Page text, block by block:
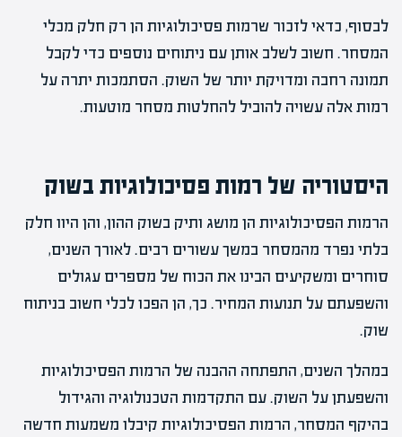
לבסוף, כדאי לזכור שרמות פסיכולוגיות הן רק חלק מכלי
המסחר. חשוב לשלב אותן עם ניתוחים נוספים כדי לקבל
תמונה רחבה ומדויקת יותר של השוק. הסתמכות יתרה על
רמות אלה עשויה להוביל להחלטות מסחר מוטעות.
היסטוריה של רמות פסיכולוגיות בשוק
הרמות הפסיכולוגיות הן מושג ותיק בשוק ההון, והן היוו חלק
בלתי נפרד מהמסחר במשך עשורים רבים. לאורך השנים,
סוחרים ומשקיעים הבינו את הכוח של מספרים עגולים
והשפעתם על תנועות המחיר. כך, הן הפכו לכלי חשוב בניתוח
שוק.
במהלך השנים, התפתחה ההבנה של הרמות הפסיכולוגיות
והשפעתן על השוק. עם התקדמות הטכנולוגיה והגידול
בהיקף המסחר, הרמות הפסיכולוגיות קיבלו משמעות חדשה